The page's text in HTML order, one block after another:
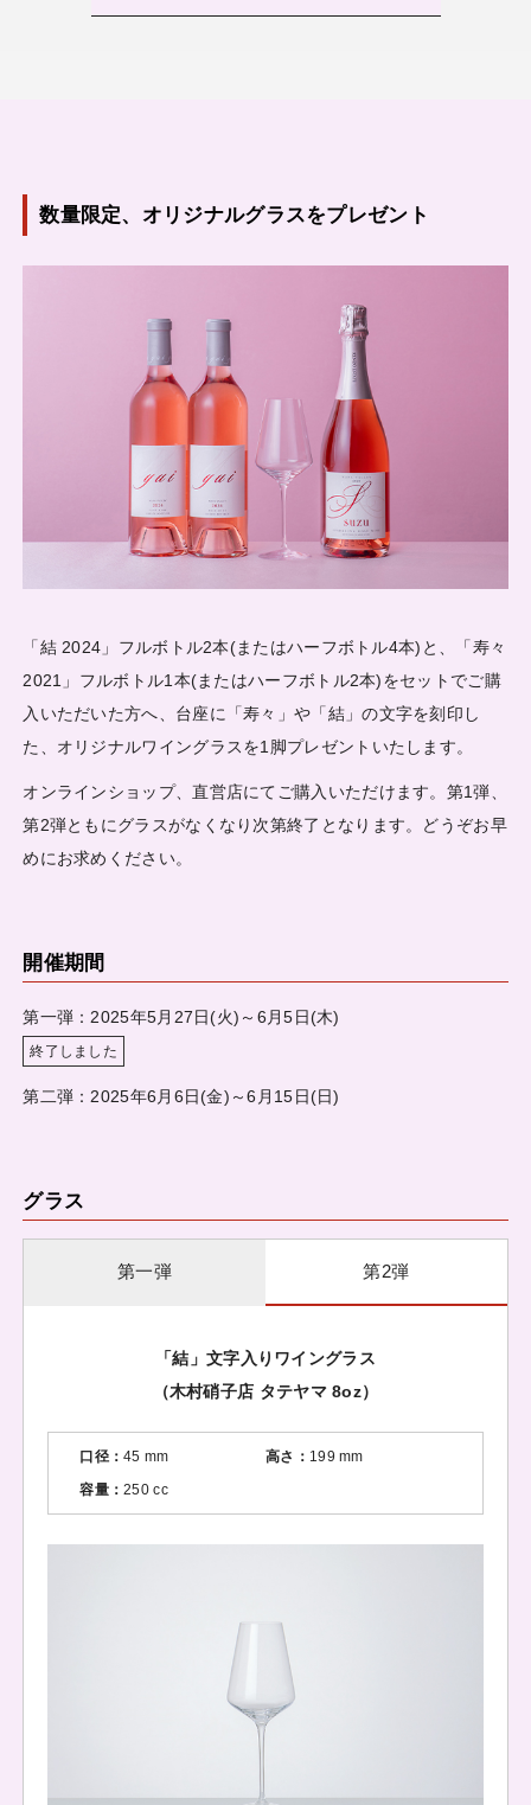
数量限定、オリジナルグラスをプレゼント
「結 2024」フルボトル2本(またはハーフボトル4本)と、「寿々
2021」フルボトル1本(またはハーフボトル2本)をセットでご購
入いただいた方へ、台座に「寿々」や「結」の文字を刻印し
た、オリジナルワイングラスを1脚プレゼントいたします。
オンラインショップ、直営店にてご購入いただけます。第1弾、
第2弾ともにグラスがなくなり次第終了となります。どうぞお早
めにお求めください。
開催期間
第一弾：2025年5月27日(火)～6月5日(木)
終了しました
第二弾：2025年6月6日(金)～6月15日(日)
グラス
第一弾 第2弾
「結」文字入りワイングラス
（木村硝子店 タテヤマ 8oz）
口径：45 mm 高さ： 199 mm
容量：250 cc